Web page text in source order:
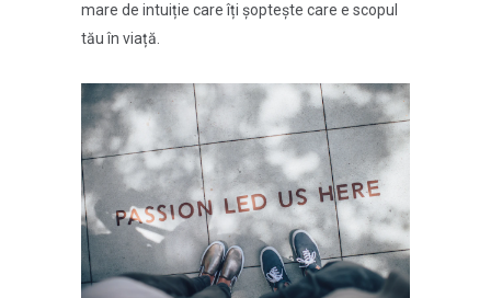
mare de intuiție care îți șoptește care e scopul
tău în viață.